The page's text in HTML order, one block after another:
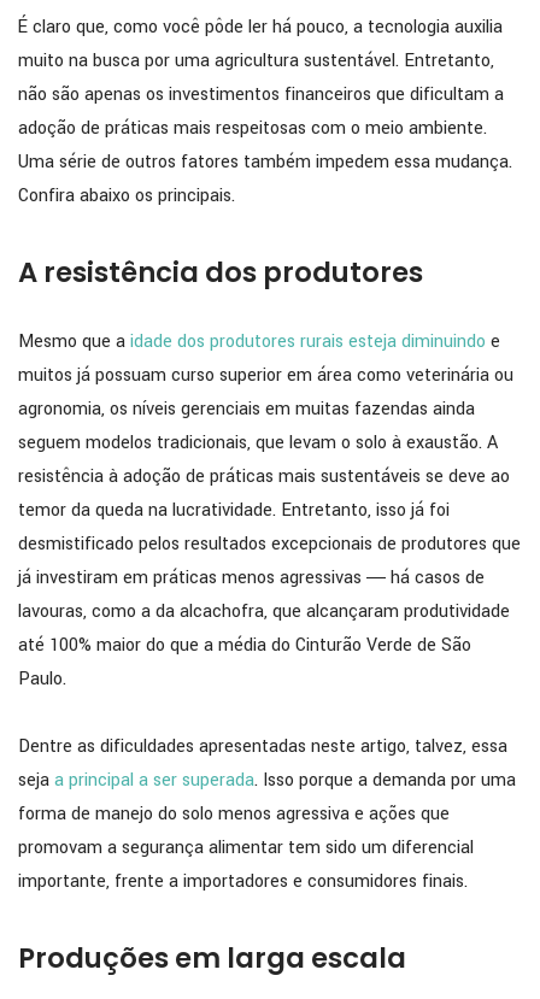
É claro que, como você pôde ler há pouco, a tecnologia auxilia
muito na busca por uma agricultura sustentável. Entretanto,
não são apenas os investimentos financeiros que dificultam a
adoção de práticas mais respeitosas com o meio ambiente.
Uma série de outros fatores também impedem essa mudança.
Confira abaixo os principais.
A resistência dos produtores
Mesmo que aidade dos produtores rurais esteja diminuindo e
muitos já possuam curso superior em área como veterinária ou
agronomia, os níveis gerenciais em muitas fazendas ainda
seguem modelos tradicionais, que levam o solo à exaustão. A
resistência à adoção de práticas mais sustentáveis se deve ao
temor da queda na lucratividade. Entretanto, isso já foi
desmistificado pelos resultados excepcionais de produtores que
já investiram em práticas menos agressivas ― há casos de
lavouras, como a da alcachofra, que alcançaram produtividade
até 100% maior do que a média do Cinturão Verde de São
Paulo.
Dentre as dificuldades apresentadas neste artigo, talvez, essa
sejaa principal a ser superada. Isso porque a demanda por uma
forma de manejo do solo menos agressiva e ações que
promovam a segurança alimentar tem sido um diferencial
importante, frente a importadores e consumidores finais.
Produções em larga escala